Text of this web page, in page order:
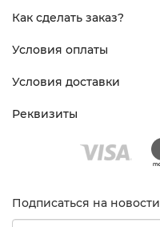
Как сделать заказ?
Условия оплаты
Условия доставки
Реквизиты
Подписаться на новости